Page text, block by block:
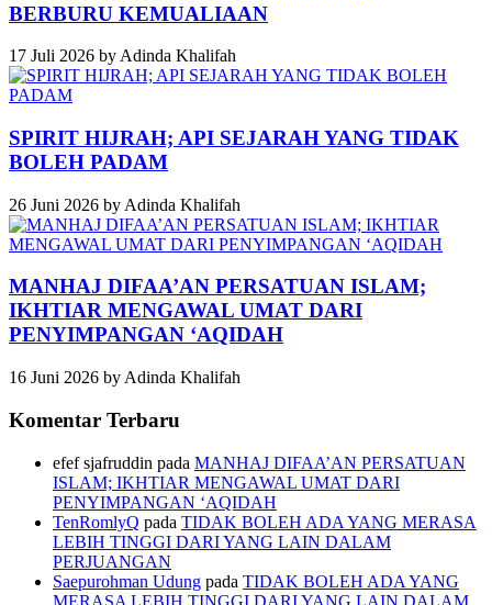
BERBURU KEMUALIAAN
17 Juli 2026 by Adinda Khalifah
SPIRIT HIJRAH; API SEJARAH YANG TIDAK
BOLEH PADAM
26 Juni 2026 by Adinda Khalifah
MANHAJ DIFAA’AN PERSATUAN ISLAM;
IKHTIAR MENGAWAL UMAT DARI
PENYIMPANGAN ‘AQIDAH
16 Juni 2026 by Adinda Khalifah
Komentar Terbaru
efef sjafruddin pada MANHAJ DIFAA’AN PERSATUAN
ISLAM; IKHTIAR MENGAWAL UMAT DARI
PENYIMPANGAN ‘AQIDAH
TenRomlyQ pada TIDAK BOLEH ADA YANG MERASA
LEBIH TINGGI DARI YANG LAIN DALAM
PERJUANGAN
Saepurohman Udung pada TIDAK BOLEH ADA YANG
MERASA LEBIH TINGGI DARI YANG LAIN DALAM